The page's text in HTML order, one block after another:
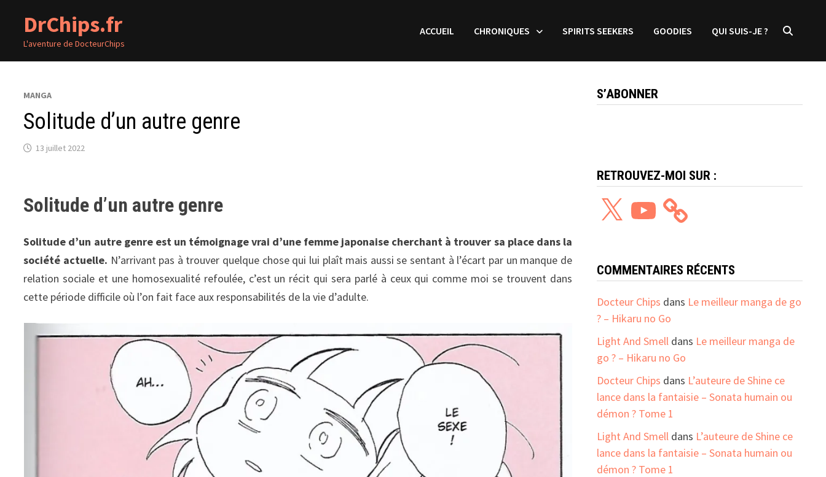
contenu
DrChips.fr
L'aventure de DocteurChips
ACCUEIL CHRONIQUES SPIRITS SEEKERS GOODIES QUI SUIS-JE ?
MANGA
Solitude d’un autre genre
13 juillet 2022
Solitude d’un autre genre
Solitude d’un autre genre est un témoignage vrai d’une femme japonaise cherchant à trouver sa place dans la
société actuelle. N’arrivant pas à trouver quelque chose qui lui plaît mais aussi se sentant à l’écart par un manque de
relation sociale et une homosexualité refoulée, c’est un récit qui sera parlé à ceux qui comme moi se trouvent dans
cette période difficile où l’on fait face aux responsabilités de la vie d’adulte.
S’ABONNER
RETROUVEZ-MOI SUR :
YouTube
COMMENTAIRES RÉCENTS
Docteur Chips dans Le meilleur manga de go
? – Hikaru no Go
Light And Smelldans Le meilleur manga de
go ? – Hikaru no Go
Docteur Chips dans L’auteure de Shine ce
lance dans la fantaisie – Sonata humain ou
démon ? Tome 1
Light And Smelldans L’auteure de Shine ce
lance dans la fantaisie – Sonata humain ou
démon ? Tome 1